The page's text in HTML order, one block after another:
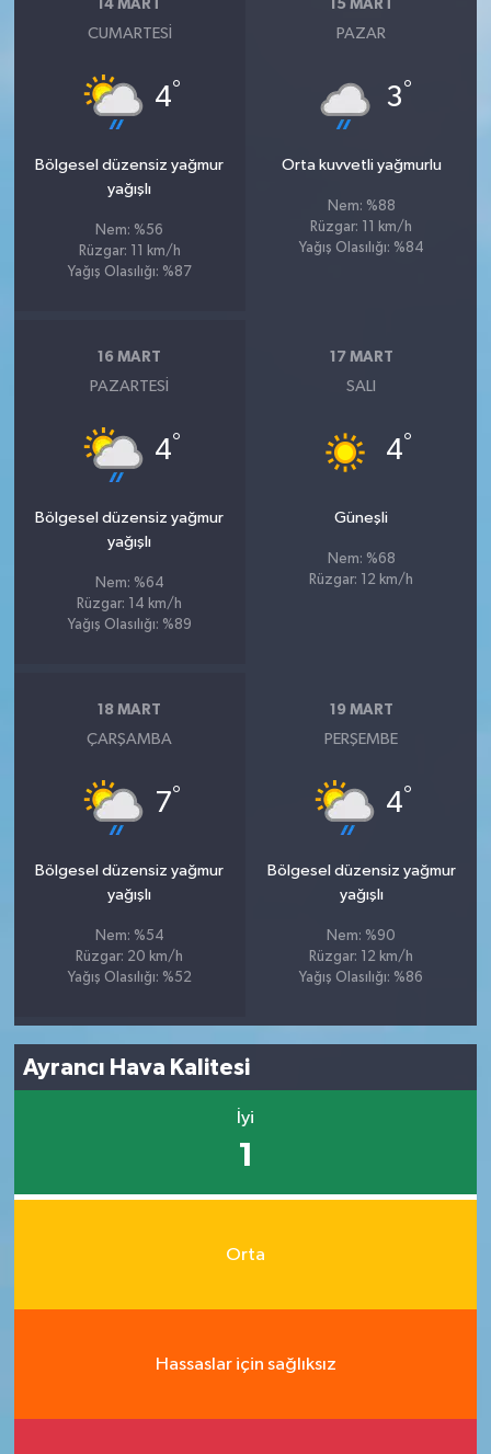
14 MART
CUMARTESI
4°
Bölgesel düzensiz yağmur
yağışlı
Nem: %56
Rüzgar: 11 km/h
Yağış Olasılığı: %87
15 MART
PAZAR
3°
Orta kuvvetli yağmurlu
Nem: %88
Rüzgar: 11 km/h
Yağış Olasılığı: %84
16 MART
PAZARTESI
4°
Bölgesel düzensiz yağmur
yağışlı
Nem: %64
Rüzgar: 14 km/h
Yağış Olasılığı: %89
17 MART
SALI
4°
Güneşli
Nem: %68
Rüzgar: 12 km/h
18 MART
ÇARŞAMBA
7°
Bölgesel düzensiz yağmur
yağışlı
Nem: %54
Rüzgar: 20 km/h
Yağış Olasılığı: %52
19 MART
PERŞEMBE
4°
Bölgesel düzensiz yağmur
yağışlı
Nem: %90
Rüzgar: 12 km/h
Yağış Olasılığı: %86
Ayrancı Hava Kalitesi
İyi
1
Orta
Hassaslar için sağlıksız